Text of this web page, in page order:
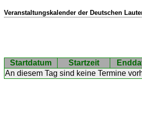
Veranstaltungskalender der Deutschen
Startdatum Startzeit
An diesem Tag sind keine Termine